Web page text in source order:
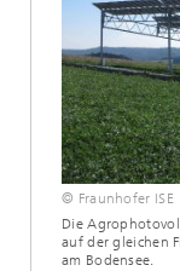
© Fraunhofer ISE
Die
auf der gleichen
am Bodensee.